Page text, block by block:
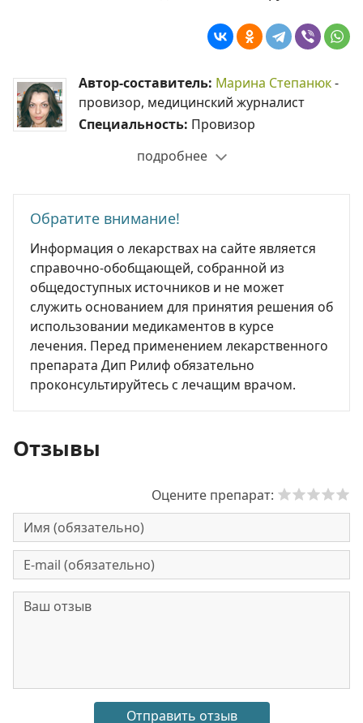
Автор-составитель: Марина Степанюк-
провизор, медицинский журналист
Специальность: Провизор
подробнее
Обратите внимание!
Информация о лекарствах на сайте является
справочно-обобщающей, собранной из
общедоступных источников и не может
служить основанием для принятия решения об
использовании медикаментов в курсе
лечения. Перед применением лекарственного
препарата Дип Рилиф обязательно
проконсультируйтесь с лечащим врачом.
Отзывы
Оцените препарат: